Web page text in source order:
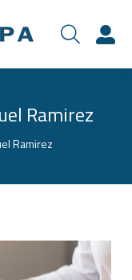
Ramirez
Ramirez